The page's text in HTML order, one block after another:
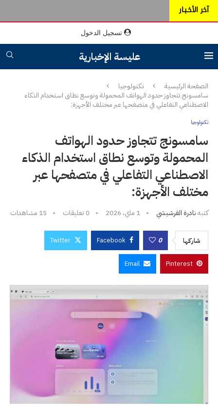
آخر الأخـبـار
تسجيل الدخول
عليسة الإخبارية
الصفحة الرئيسية
تكنولوجيا
سامسونج تتجاوز حدود الهواتف المحمولة وتوسع نطاق استخدام الذكاء
الاصطناعي التفاعلي في متصفحها عبر مختلف الأجهزة:
تكنولوجيا
سامسونج تتجاوز حدود الهواتف
المحمولة وتوسع نطاق استخدام الذكاء
الاصطناعي التفاعلي في متصفحها عبر
مختلف الأجهزة:
كتبهنادرة الفرشيشي 1 ماي، 2026 0 تعليقات 15 مشاهدات
شاركها 0
Facebook
Twitter
Pinterest
Email